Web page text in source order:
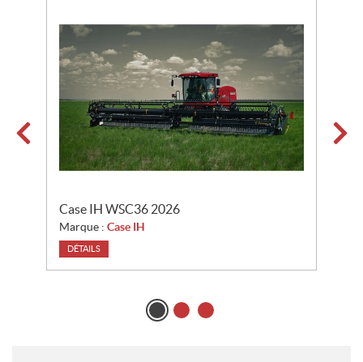
Case IH WSC36 2026
Marque : Case IH
DÉTAILS